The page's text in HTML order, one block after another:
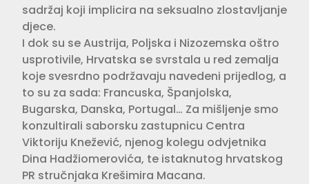
sadržaj koji implicira na seksualno zlostavljanje
djece.
I dok su se Austrija, Poljska i Nizozemska oštro
usprotivile, Hrvatska se svrstala u red zemalja
koje svesrdno podržavaju navedeni prijedlog, a
to su za sada: Francuska, Španjolska,
Bugarska, Danska, Portugal… Za mišljenje smo
konzultirali saborsku zastupnicu Centra
Viktoriju Knežević, njenog kolegu odvjetnika
Dina Hadžiomerovića, te istaknutog hrvatskog
PR stručnjaka Krešimira Macana.